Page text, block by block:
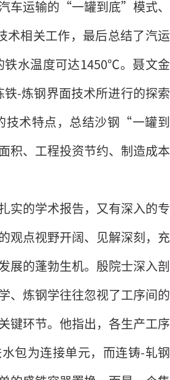
车运输的“一罐到底”模式、
术相关工作，最后总结了汽运
水温度可达1450℃。聂文金
-炼钢界面技术所进行的探索
术特点，总结沙钢“一罐到
、工程投资节约、制造成本
实的学术报告，又有深入的专
观点视野开阔、见解深刻，充
展的蓬勃生机。殷院士深入剖
、炼钢学往往忽视了工序间的
键环节。他指出，各生产工序
包为连接单元，而连铸-轧钢